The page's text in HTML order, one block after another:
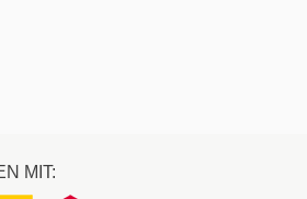
MIT: